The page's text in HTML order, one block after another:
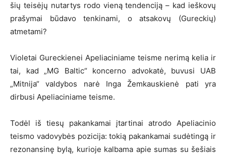
šių teisėjų nutartys rodo vieną tendenciją – kad ieškovų
prašymai būdavo tenkinami, o atsakovų (Gureckių)
atmetami?
Violetai Gureckienei Apeliaciniame teisme nerimą kelia ir
tai, kad „MG Baltic“ koncerno advokatė, buvusi UAB
„Mitnija“ valdybos narė Inga Žemkauskienė pati yra
dirbusi Apeliaciniame teisme.
Todėl iš tiesų pakankamai įtartinai atrodo Apeliacinio
teismo vadovybės pozicija: tokią pakankamai sudėtingą ir
rezonansinę bylą, kurioje kalbama apie sumas su šešiais